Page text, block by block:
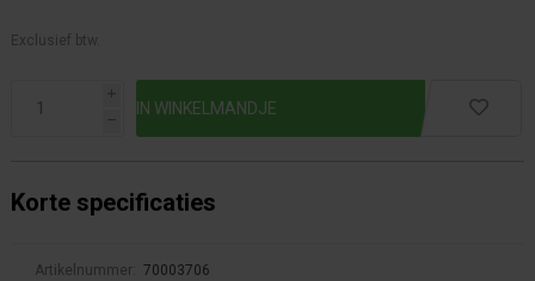
Exclusief btw.
i
h
Korte specificaties
Artikelnummer: 70003706